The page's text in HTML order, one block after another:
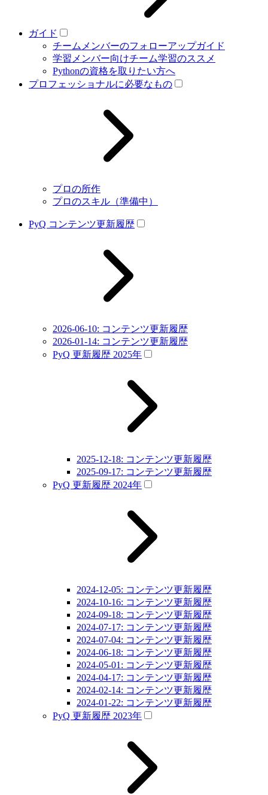
ガイド
チームメンバーのフォローアップガイド
学習メンバー向けチーム学習のススメ
Pythonの資格を取りたい方へ
プロフェッショナルに必要なもの
プロの所作
プロのスキル（準備中）
PyQ コンテンツ更新履歴
2026-06-10: コンテンツ更新履歴
2026-01-14: コンテンツ更新履歴
PyQ 更新履歴 2025年
2025-12-18: コンテンツ更新履歴
2025-09-17: コンテンツ更新履歴
PyQ 更新履歴 2024年
2024-12-05: コンテンツ更新履歴
2024-10-16: コンテンツ更新履歴
2024-09-18: コンテンツ更新履歴
2024-07-17: コンテンツ更新履歴
2024-07-04: コンテンツ更新履歴
2024-06-18: コンテンツ更新履歴
2024-05-01: コンテンツ更新履歴
2024-04-17: コンテンツ更新履歴
2024-02-14: コンテンツ更新履歴
2024-01-22: コンテンツ更新履歴
PyQ 更新履歴 2023年